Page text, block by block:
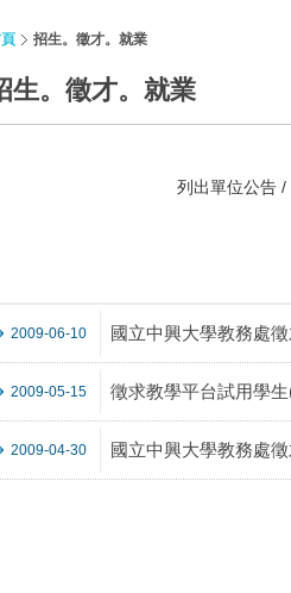
招生。徵才。就業
生。徵才。就業
列出單位公告 /
2009-06-10 國立中興大學教務處
2009-05-15 徵求教學平台試用學
2009-04-30 國立中興大學教務處